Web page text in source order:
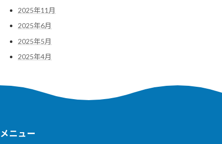
2025年11月
2025年6月
2025年5月
2025年4月
メニュー